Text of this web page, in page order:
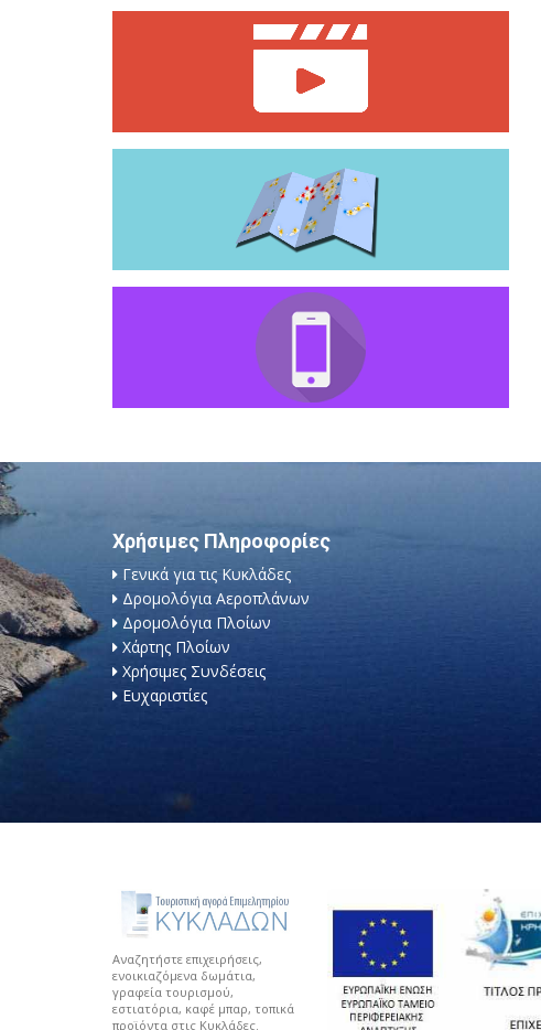
Χρήσιμες Πληροφορίες
Γενικά για τις Κυκλάδες
Δρομολόγια Αεροπλάνων
Δρομολόγια Πλοίων
Χάρτης Πλοίων
Χρήσιμες Συνδέσεις
Ευχαριστίες
Αναζητήστε επιχειρήσεις,
ενοικιαζόμενα δωμάτια,
γραφεία τουρισμού,
εστιατόρια, καφέ μπαρ, τοπικά
προϊόντα στις Κυκλάδες.